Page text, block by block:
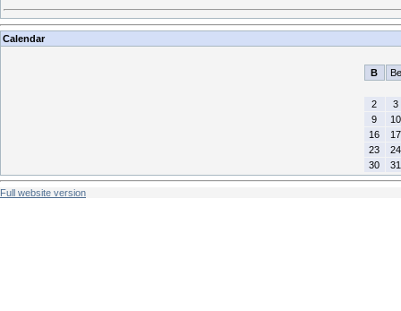
Calendar
B Be
2
3
9
10
16
17
23
24
30
31
Full website version